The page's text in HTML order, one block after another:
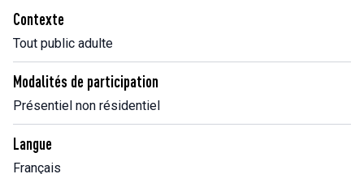
Contexte
Tout public adulte
Modalités de participation
Présentiel non résidentiel
Langue
Français